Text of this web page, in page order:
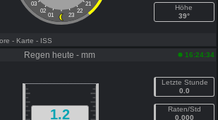
03
21
02
22
01 23
Höhe
39°
- Karte - ISS
Regen heute - mm 16:24:34
1.2
Letzte Stunde
0.0
Raten/Std
0.000